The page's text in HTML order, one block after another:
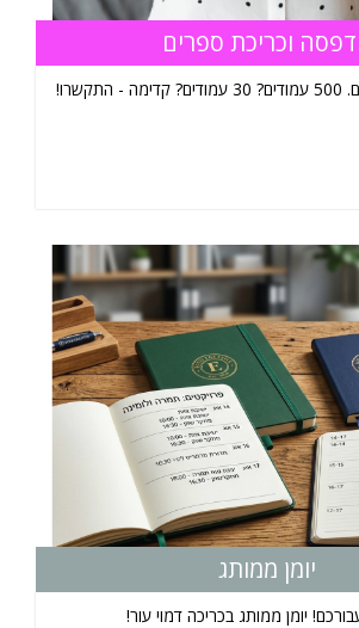
וכריכת ספרים
ספרים במגוון גימורים. 500 עמודים? 30 עמודים? קדימה - התקשרו!
יומן ממותג
יומן ממותג בכריכה דמוי עור!